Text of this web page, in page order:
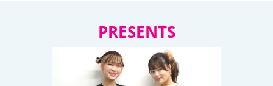
PRESENTS